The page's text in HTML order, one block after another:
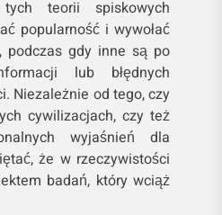
teorii spiskowych
popularność i wywołać
podczas gdy inne są po
lub błędnych
Niezależnie od tego, czy
cywilizacjach, czy też
wyjaśnień dla
że w rzeczywistości
badań, który wciąż